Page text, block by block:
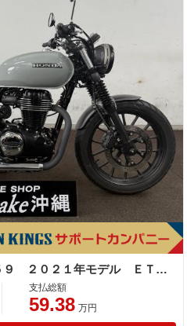
ホンダ ＧＢ３５０Ｓ ＭＣ５９ ２０２１年モデル ＥＴＣ２．０車載器 プコブルー
支払総額
59.38 万円